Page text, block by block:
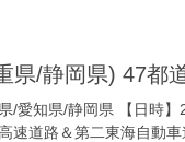
県/静岡県) 47都
県/愛知県/静岡県 【日時
速道路＆第二東海自動